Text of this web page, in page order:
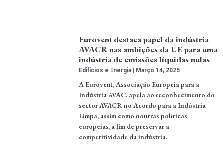
Eurovent destaca papel da indústria
AVACR nas ambições da UE para uma
indústria de emissões líquidas nulas
Edifícios e Energia Março 14, 2025
A Eurovent, Associação Europeia para a
Indústria AVAC, apela ao reconhecimento do
sector AVACR no Acordo para a Indústria
Limpa, assim como noutras políticas
europeias, a fim de preservar a
competitividade da indústria.